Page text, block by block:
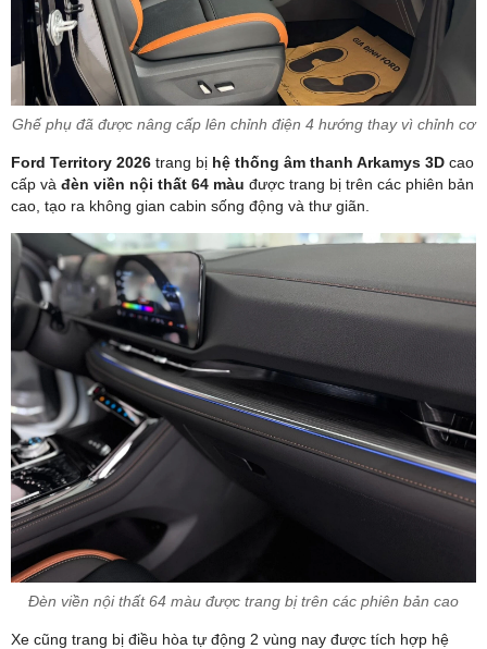
Ghế phụ đã được nâng cấp lên chỉnh điện 4 hướng thay vì chỉnh cơ
Ford Territory 2026 trang bị hệ thống âm thanh Arkamys 3D cao
cấp và đèn viền nội thất 64 màu được trang bị trên các phiên bản
cao, tạo ra không gian cabin sống động và thư giãn.
Đèn viền nội thất 64 màu được trang bị trên các phiên bản cao
Xe cũng trang bị điều hòa tự động 2 vùng nay được tích hợp hệ